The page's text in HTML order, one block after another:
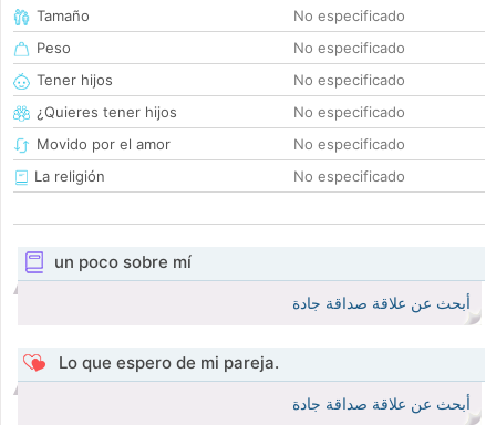
Tamaño
No especificado
Peso
No especificado
Tener hijos
No especificado
¿Quieres tener hijos
No especificado
Movido por el amor
No especificado
La religión
No especificado
un poco sobre mí
أبحث عن علاقة صداقة جادة
Lo que espero de mi pareja.
أبحث عن علاقة صداقة جادة